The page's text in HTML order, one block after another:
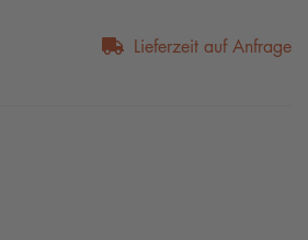
Lieferzeit auf Anfrage